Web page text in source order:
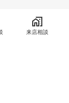
来店相談